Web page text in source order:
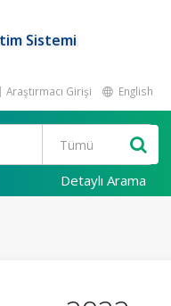
Sistemi
Araştırmacı Girişi English
Detaylı Arama